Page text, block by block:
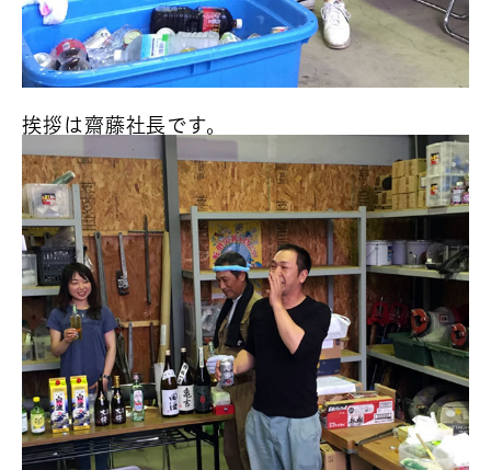
挨拶は齋藤社長です。